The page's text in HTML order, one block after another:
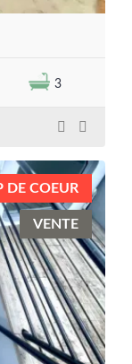
3
DE COEUR
VENTE